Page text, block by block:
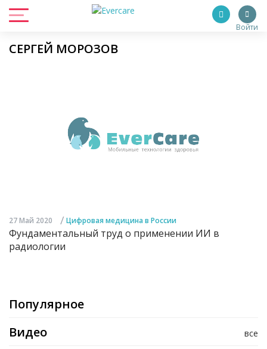
Войти
СЕРГЕЙ МОРОЗОВ
27 Май 2020 / Цифровая медицина в России
Фундаментальный труд о применении ИИ в
радиологии
Популярное
все
Видео